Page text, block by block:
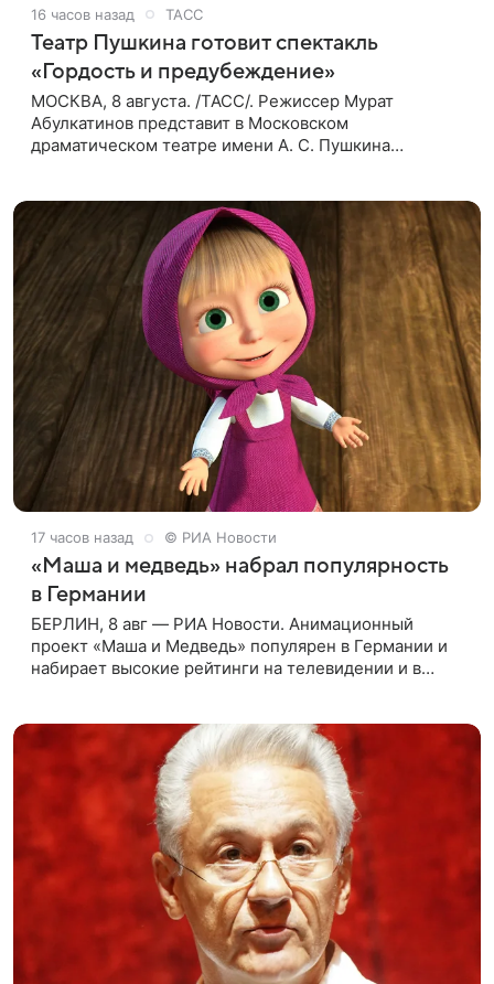
16 часов назад ТАСС
Театр Пушкина готовит спектакль
«Гордость и предубеждение»
МОСКВА, 8 августа. /ТАСС/. Режиссер Мурат
Абулкатинов представит в Московском
драматическом театре имени А. С. Пушкина
17 часов назад © РИА Новости
«Маша и медведь» набрал популярность
в Германии
БЕРЛИН, 8 авг — РИА Новости. Анимационный
проект «Маша и Медведь» популярен в Германии и
набирает высокие рейтинги на телевидении и в